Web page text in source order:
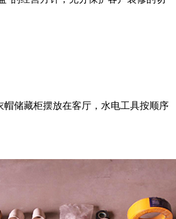
帽储藏柜摆放在客厅，水电工具按顺序